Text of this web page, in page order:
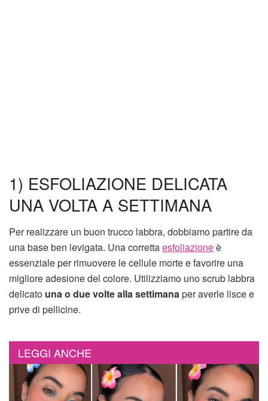
1) ESFOLIAZIONE DELICATA
UNA VOLTA A SETTIMANA
Per realizzare un buon trucco labbra, dobbiamo partire da
una base ben levigata. Una correttaesfoliazioneè
essenziale per rimuovere le cellule morte e favorire una
migliore adesione del colore. Utilizziamo uno scrub labbra
delicato una o due volte alla settimanaper averle lisce e
prive di pellicine.
LEGGI ANCHE